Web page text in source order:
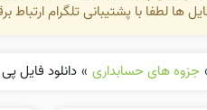
ها لطفا با پشتیبانی تلگرام
جزوه های حسابداری » دانلود فایل